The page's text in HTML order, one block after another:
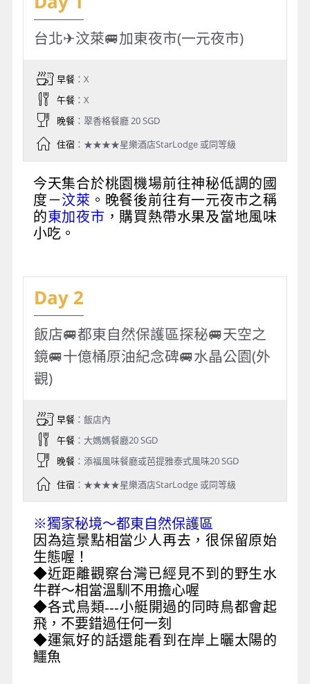
台北✈汶萊🚐加東夜市(一元夜市)
早餐：X
午餐：X
晚餐：翠香格餐廳 20 SGD
住宿：★★★★星樂酒店StarLodge 或同等級
今天集合於桃園機場前往神秘低調的國
度－汶萊 。晚餐後前往有一元夜市之稱
的東加夜市 ，購買熱帶水果及當地風味
小吃。
Day 2
飯店🚐都東自然保護區探秘🚐天空之
鏡🚐十億桶原油紀念碑🚐水晶公園(外
觀)
早餐：飯店內
午餐：大媽媽餐廳20 SGD
晚餐：添福風味餐廳或芭提雅泰式風味20 SGD
住宿：★★★★星樂酒店StarLodge 或同等級
※獨家秘境〜都東自然保護區
因為這景點相當少人再去，很保留原始
生態喔！
◆近距離觀察台灣已經見不到的野生水
牛群〜相當溫馴不用擔心喔
◆各式鳥類---小艇開過的同時鳥都會起
飛，不要錯過任何一刻
◆運氣好的話還能看到在岸上曬太陽的
鱷魚